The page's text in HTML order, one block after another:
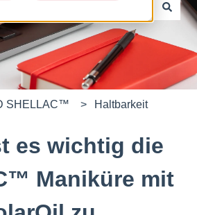
da das Suchfeld leer ist.
SHELLAC™ Haltbarkeit
es wichtig die
Maniküre mit